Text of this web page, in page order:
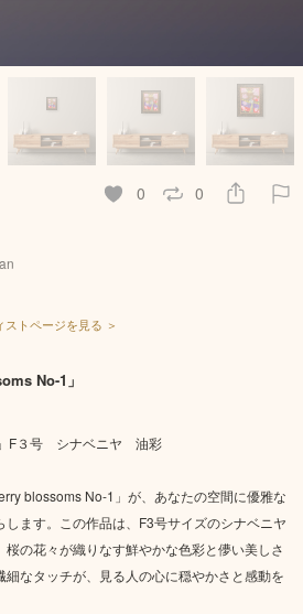
0 0
ストページを見る ＞
No-1」
F３号 シナベニヤ 油彩
blossoms No-1」が、あなたの空間に優雅な
ます。この作品は、F3号サイズのシナベニヤ
の花々が織りなす鮮やかな色彩と儚い美しさ
なタッチが、見る人の心に穏やかさと感動を